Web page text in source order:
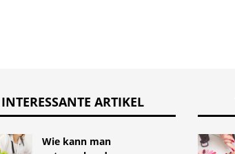
INTERESSANTE ARTIKEL
Wie kann man